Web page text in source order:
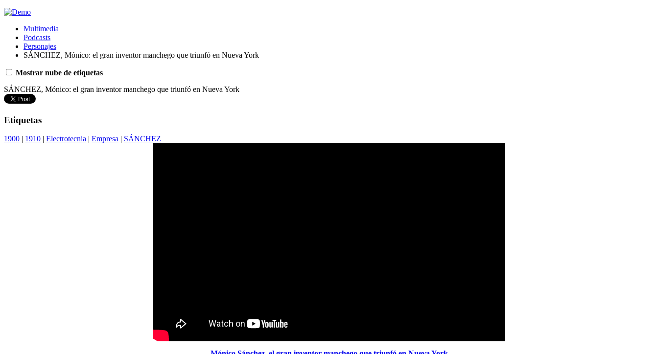
Multimedia
Podcasts
Personajes
SÁNCHEZ, Mónico: el gran inventor manchego que triunfó en Nueva York
Mostrar nube de etiquetas
SÁNCHEZ, Mónico: el gran inventor manchego que triunfó en Nueva York
Etiquetas
1900 | 1910 | Electrotecnia | Empresa | SÁNCHEZ